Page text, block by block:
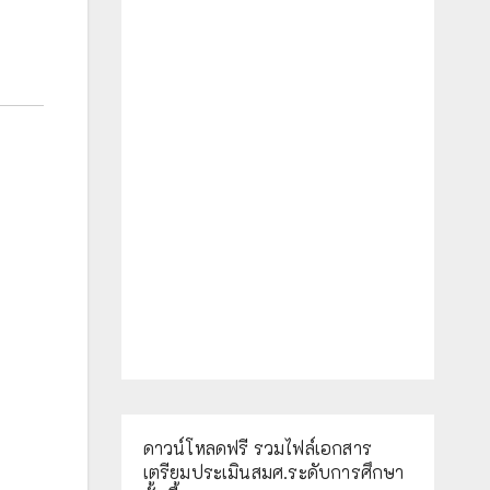
ดาวน์โหลดฟรี รวมไฟล์เอกสาร
เตรียมประเมินสมศ.ระดับการศึกษา